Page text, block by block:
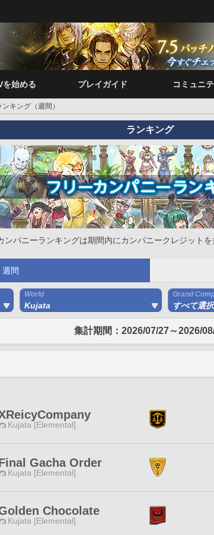
を始める プレイガイド コミュニ
キング（週間）
ランキング
ンパニーランキングは期間内にカンパニークレジットを
週間
World
Kujata
Grand
すべて選択
集計期間：2026/07/27～2026/
Kujata [Elemental]
Gacha Order
Kujata [Elemental]
Chocolate
Kujata [Elemental]